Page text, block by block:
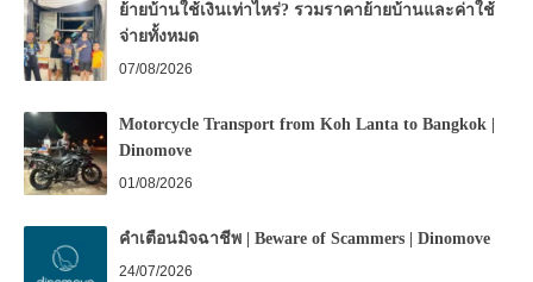
ย้ายบ้านใช้เงินเท่าไหร่? รวมราคาย้ายบ้านและค่าใช้
จ่ายทั้งหมด
07/08/2026
Motorcycle Transport from Koh Lanta to Bangkok |
Dinomove
01/08/2026
คำเตือนมิจฉาชีพ | Beware of Scammers | Dinomove
24/07/2026